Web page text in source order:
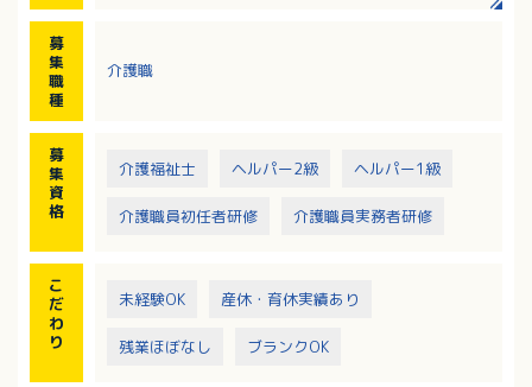
募
集
職
種
介護職
募
集
資
格
介護福祉士 ヘルパー2級 ヘルパー1級
介護職員初任者研修 介護職員実務者研修
こ
だ
わ
り
未経験OK 産休・育休実績あり
残業ほぼなし ブランクOK